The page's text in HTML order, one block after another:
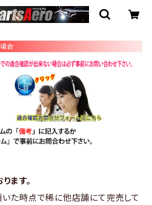
ます。
いた時点で稀に他店舗にて完売して